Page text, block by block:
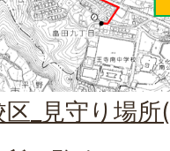
_見守り場